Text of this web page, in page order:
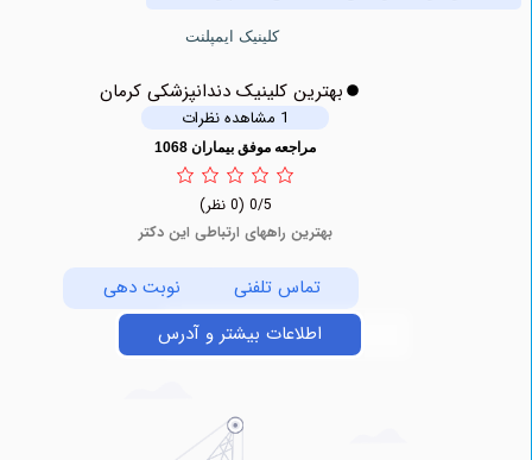
کلینیک ایمپلنت
بهترین کلینیک دندانپزشکی کرمان
مراجعه موفق بیماران 1068
بهترین راههای ارتباطی این دکتر
تماس تلفنی
نوبت دهی
اطلاعات بیشتر و آدرس